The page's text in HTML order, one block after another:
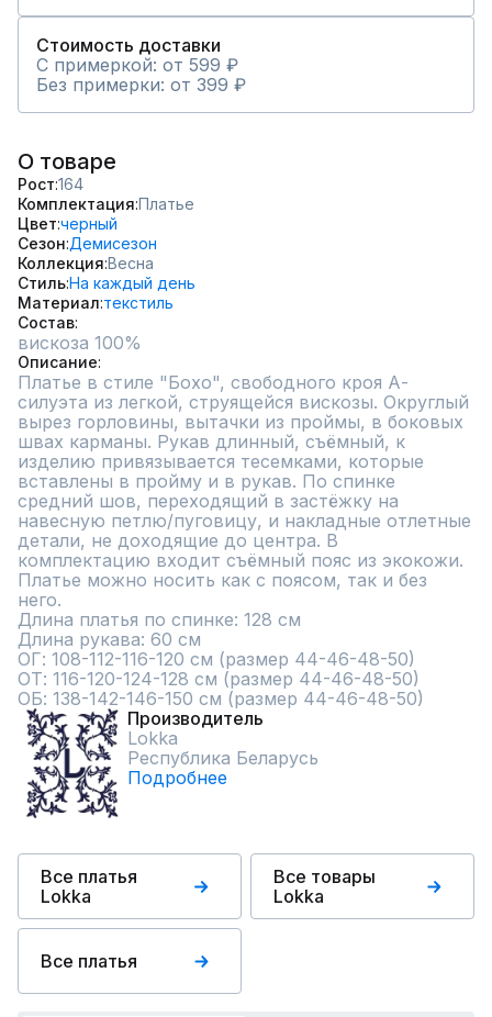
Стоимость доставки
С примеркой: от 599 ₽
Без примерки: от 399 ₽
О товаре
Рост 164
Комплектация Платье
Цвет черный
Сезон Демисезон
Коллекция Весна
СтильНа каждый день
Материал текстиль
Состав
вискоза 100%
Описание
Платье в стиле "Бохо", свободного кроя А-
силуэта из легкой, струящейся вискозы. Округлый
вырез горловины, вытачки из проймы, в боковых
швах карманы. Рукав длинный, съёмный, к
изделию привязывается тесемками, которые
вставлены в пройму и в рукав. По спинке
средний шов, переходящий в застёжку на
навесную петлю/пуговицу, и накладные отлетные
детали, не доходящие до центра. В
комплектацию входит съёмный пояс из экокожи.
Платье можно носить как с поясом, так и без
него.
Длина платья по спинке: 128 см
Длина рукава: 60 см
ОГ: 108-112-116-120 см (размер 44-46-48-50)
ОТ: 116-120-124-128 см (размер 44-46-48-50)
ОБ: 138-142-146-150 см (размер 44-46-48-50)
Производитель
Lokka
Республика Беларусь
Подробнее
Все платья
Lokka
Все товары
Lokka
Все платья